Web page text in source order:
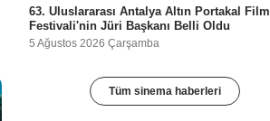
63. Uluslararası Antalya Altın Portakal Film
Festivali'nin Jüri Başkanı Belli Oldu
5 Ağustos 2026 Çarşamba
Tüm sinema haberleri